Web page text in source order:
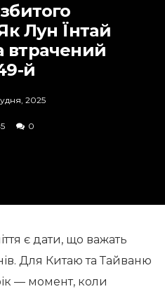
Лун Їнтай
втрачений
й
2025
0
є дати, що важать
Для Китаю та Тайваню
— момент, коли